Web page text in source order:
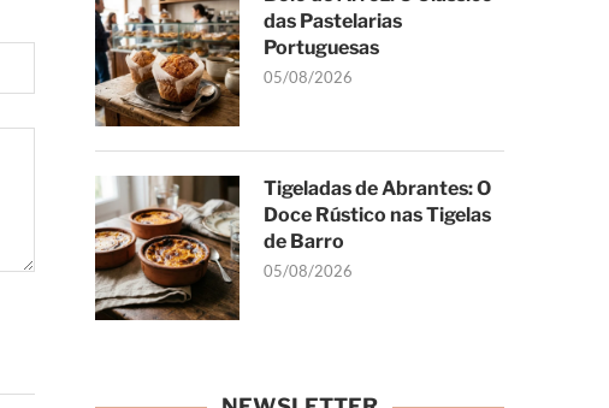
das Pastelarias
Portuguesas
05/08/2026
Tigeladas de Abrantes: O
Doce Rústico nas Tigelas
de Barro
05/08/2026